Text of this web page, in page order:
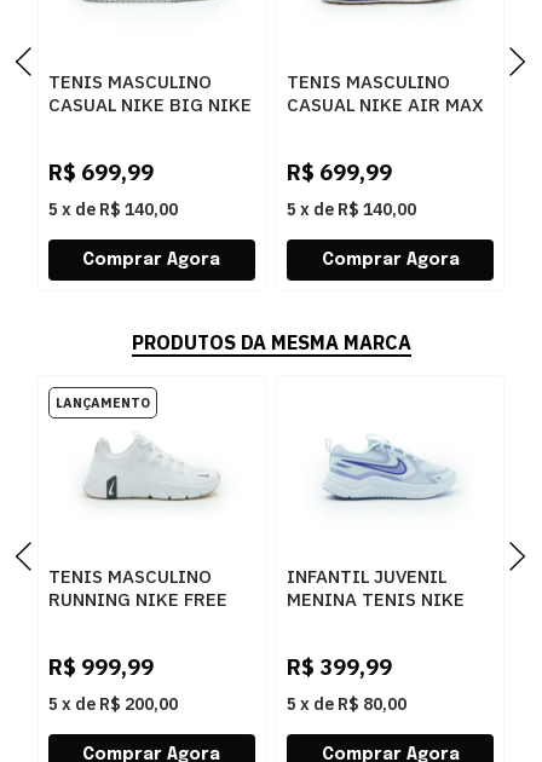
TENIS MASCULINO
CASUAL NIKE BIG NIKE
R$ 699,99
5 x de R$ 140,00
TENIS MASCULINO
CASUAL NIKE AIR MAX
R$ 699,99
5 x de R$ 140,00
PRODUTOS DA MESMA MARCA
TENIS MASCULINO
RUNNING NIKE FREE
R$ 999,99
5 x de R$ 200,00
INFANTIL JUVENIL
MENINA TENIS NIKE
R$ 399,99
5 x de R$ 80,00